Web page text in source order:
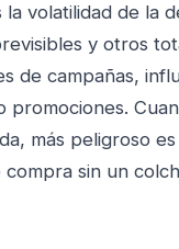
la volatilidad de la
y otros
de campañas,
promociones.
más peligroso
compra sin un